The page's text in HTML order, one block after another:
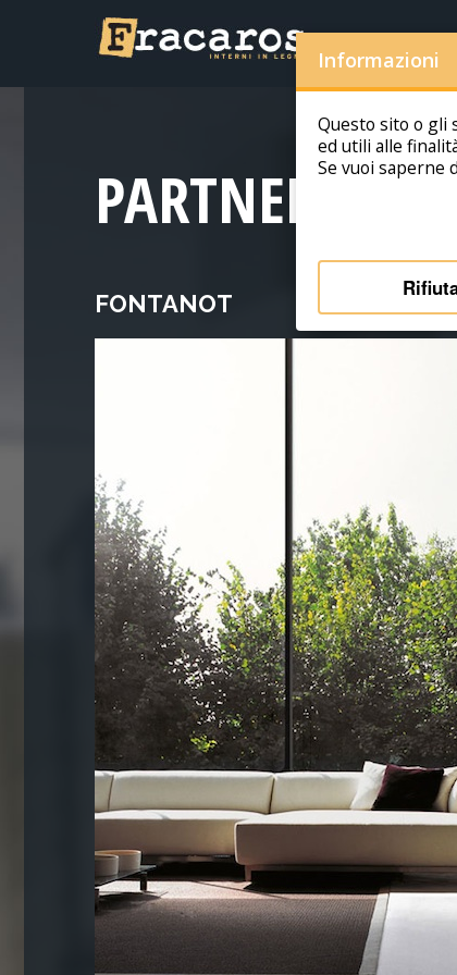
Informazioni
Questo sito o gli
ed utili alle
Se vuoi saperne
PARTNERS
FONTANOT